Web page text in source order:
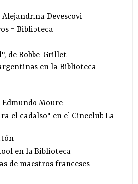
Alejandrina Devescovi
= Biblioteca
de Robbe-Grillet
en la Biblioteca
Edmundo Moure
el cadalso" en el Cineclub La
en la Biblioteca
de maestros franceses